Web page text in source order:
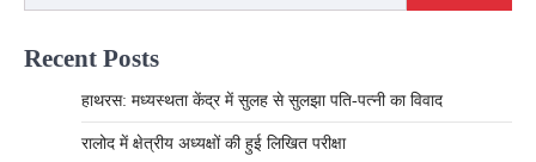
Recent Posts
हाथरस: मध्यस्थता केंद्र में सुलह से सुलझा पति-पत्नी का विवाद
रालोद में क्षेत्रीय अध्यक्षों की हुई लिखित परीक्षा